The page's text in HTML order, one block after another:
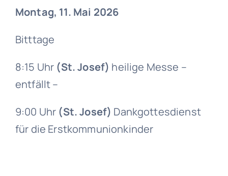
Montag, 11. Mai 2026
Bitttage
8:15 Uhr (St. Josef) heilige Messe –
entfällt –
9:00 Uhr (St. Josef) Dankgottesdienst
für die Erstkommunionkinder